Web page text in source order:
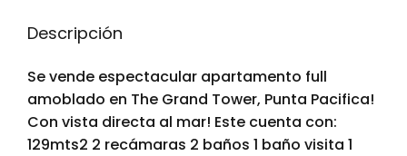
Descripción
Se vende espectacular apartamento full
amoblado en The Grand Tower, Punta Pacifica!
Con vista directa al mar! Este cuenta con:
129mts2 2 recámaras 2 baños 1 baño visita 1